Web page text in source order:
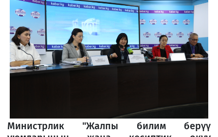
Министрлик "Жалпы билим берүү